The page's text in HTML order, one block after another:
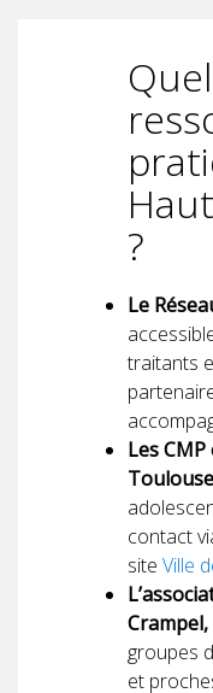
?
Le
traitants
Les
Toulouse
contact
site Ville
groupes
et